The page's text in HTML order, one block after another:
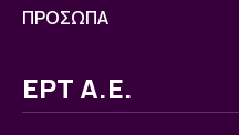
ΠΡΟΣΩΠΑ
ΕΡΤ Α.Ε.